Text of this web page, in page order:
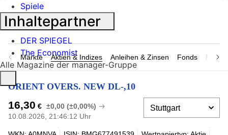
Märkte Aktien & Indizes Anleihen & Zinsen Fonds
ORIENT OVERS. NEW DL-,10
16,30 € ±0,00 (±0,00%)
10.08.2026, 21:46:12 Uhr
Spiele
Inhaltepartner
DER SPIEGEL
The Economist
Alle Magazine der manager-Gruppe